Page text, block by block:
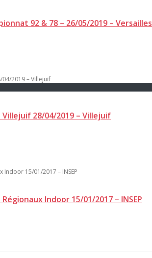
92 & 78 – 26/05/2019 – Versailles
Villejuif 28/04/2019 – Villejuif
Indoor 15/01/2017 – INSEP